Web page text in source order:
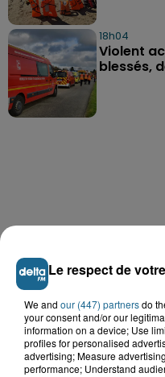
18h04
Violent
blessés,
Le respect de
We and our (447) partnersdo
your consent and/or our
information on a device; Use
profiles for personalised
advertising; Measure
performance; Understand